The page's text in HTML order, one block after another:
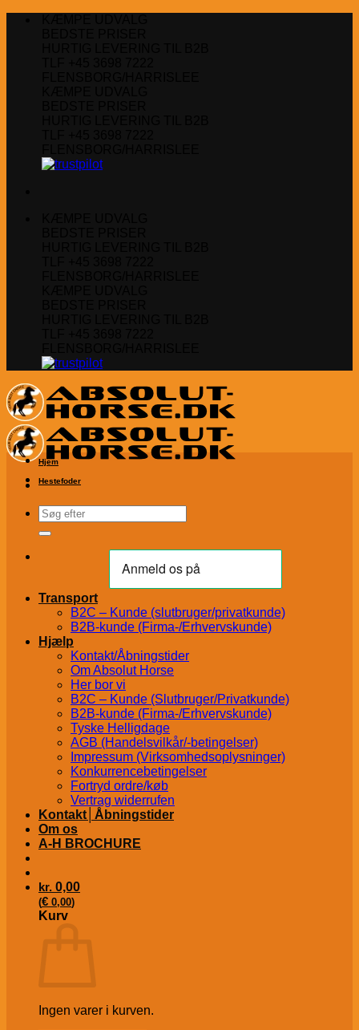
Søg
efter:
Transport
B2C – Kunde (slutbruger/privatkunde)
B2B-kunde (Firma-/Erhvervskunde)
Hjælp
Kontakt/Åbningstider
Om Absolut Horse
Her bor vi
B2C – Kunde (Slutbruger/Privatkunde)
B2B-kunde (Firma-/Erhvervskunde)
Tyske Helligdage
AGB (Handelsvilkår/-betingelser)
Impressum (Virksomhedsoplysninger)
Konkurrencebetingelser
Fortryd ordre/køb
Vertrag widerrufen
Kontakt│Åbningstider
Om os
A-H BROCHURE
kr. 0,00
(€ 0,00)
Kurv
Ingen varer i kurven.
Hjem
Hestefoder